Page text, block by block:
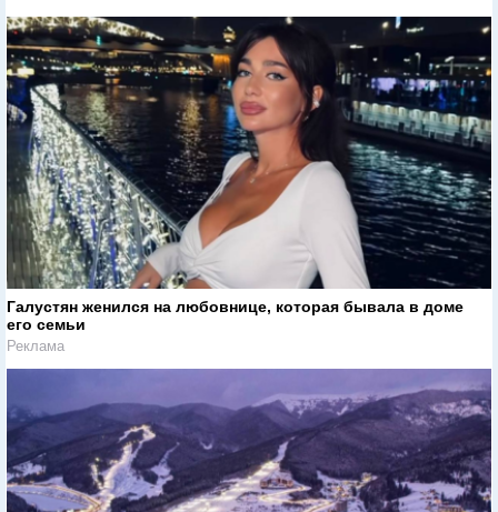
Галустян женился на любовнице, которая бывала в доме
его семьи
Реклама